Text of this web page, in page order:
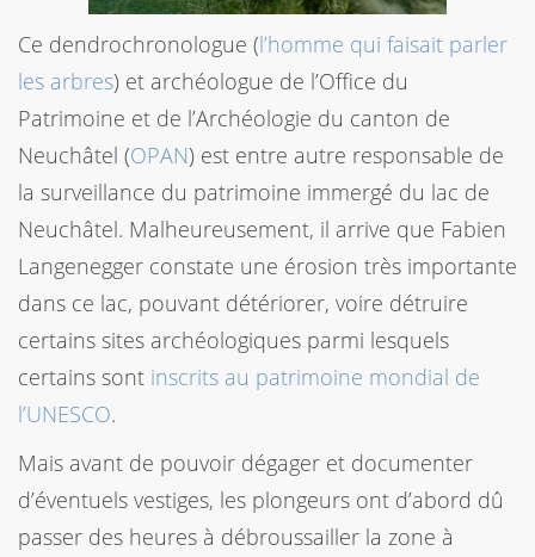
Ce dendrochronologue (l’homme qui faisait parler
les arbres) et archéologue de l’Office du
Patrimoine et de l’Archéologie du canton de
Neuchâtel (OPAN) est entre autre responsable de
la surveillance du patrimoine immergé du lac de
Neuchâtel. Malheureusement, il arrive que Fabien
Langenegger constate une érosion très importante
dans ce lac, pouvant détériorer, voire détruire
certains sites archéologiques parmi lesquels
certains sont inscrits au patrimoine mondial de
l’UNESCO.
Mais avant de pouvoir dégager et documenter
d’éventuels vestiges, les plongeurs ont d’abord dû
passer des heures à débroussailler la zone à